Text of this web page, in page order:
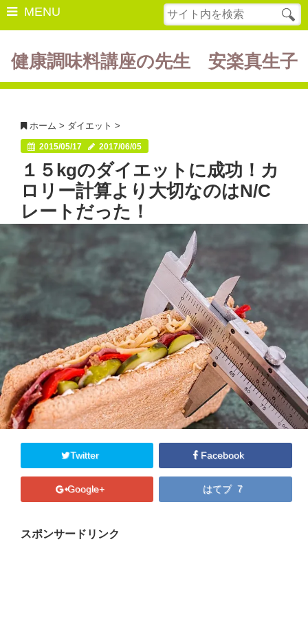
MENU
開催中の講座
ダイエット
食の豆知識
レシピ
酵素ファスティング
断薬方法・体験談
書籍紹介
プロフィール
マキコの気持ち
開催済み講座
講座・講演・取材 依頼フォーム
Close
健康調味料講座の先生 安楽真生子
ホーム > ダイエット >
2015/05/17 2017/06/05
１５kgのダイエットに成功！カ
ロリー計算より大切なのはN/C
レートだった！
Twitter Facebook
Google+ はてブ 7
スポンサードリンク